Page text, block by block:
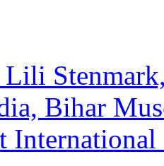
Bihar